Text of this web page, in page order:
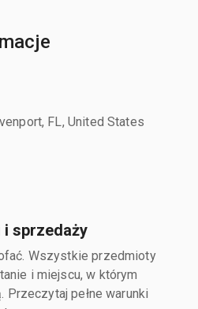
FL, United States
sprzedaży
Wszystkie przedmioty
i miejscu, w którym
Przeczytaj pełne warunki